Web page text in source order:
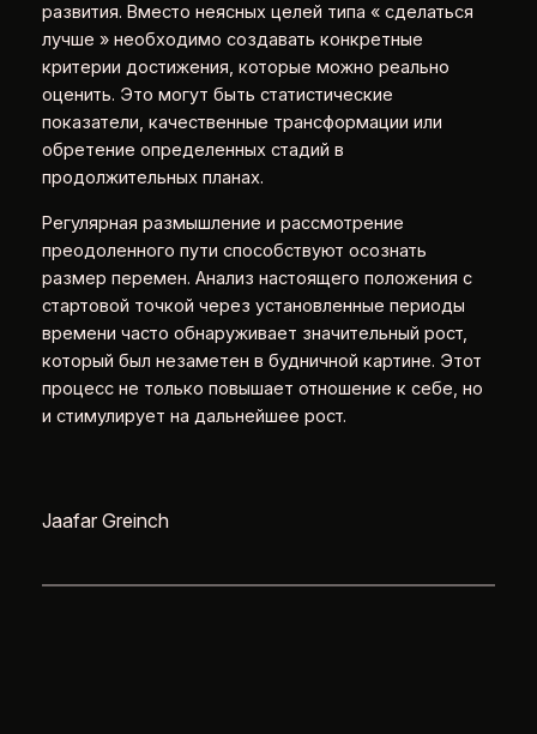
развития. Вместо неясных целей типа « сделаться
лучше » необходимо создавать конкретные
критерии достижения, которые можно реально
оценить. Это могут быть статистические
показатели, качественные трансформации или
обретение определенных стадий в
продолжительных планах.
Регулярная размышление и рассмотрение
преодоленного пути способствуют осознать
размер перемен. Анализ настоящего положения с
стартовой точкой через установленные периоды
времени часто обнаруживает значительный рост,
который был незаметен в будничной картине. Этот
процесс не только повышает отношение к себе, но
и стимулирует на дальнейшее рост.
Jaafar Greinch